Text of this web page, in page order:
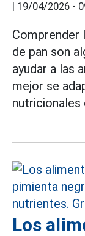
| 19/04/2026 -
Comprender
de pan son
ayudar a las
mejor se
nutricionales
Los